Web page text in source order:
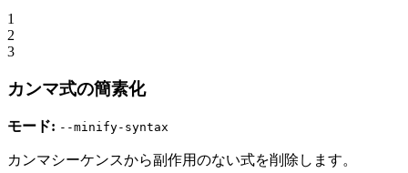
1
2
3
カンマ式の簡素化
モード: --minify-syntax
カンマシーケンスから副作用のない式を削除します。